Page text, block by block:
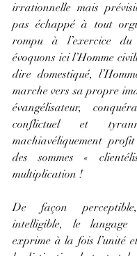
irrationnelle mais
pas échappé à tout
rompu à l’exercice du
évoquons ici l’Homme
dire domestiqué,
marche vers sa propre
évangélisateur,
conflictuel et
machiavéliquement
des sommes «
multiplication !
De façon
intelligible, le
exprime à la fois l’unité